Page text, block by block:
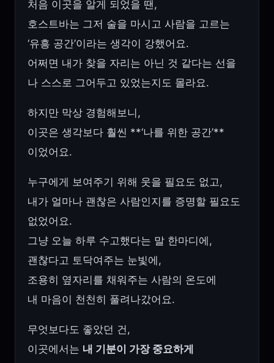
처음 이곳을 알게 되었을 땐,
호스트바는 그저 술을 마시고 사람을 고르는
‘유흥 공간’이라는 생각이 강했어요.
어쩌면 내가 찾을 자리는 아닌 것 같다는 선을
나 스스로 그어두고 있었는지도 몰라요.
하지만 막상 경험해보니,
이곳은 생각보다 훨씬 **‘나를 위한 공간’**
이었어요.
누구에게 보여주기 위해 웃을 필요도 없고,
내가 얼마나 괜찮은 사람인지를 증명할 필요도
없었어요.
그냥 오늘 하루 수고했다는 말 한마디에,
괜찮다고 토닥여주는 눈빛에,
조용히 옆자리를 채워주는 사람의 온도에
내 마음이 천천히 풀려나갔어요.
무엇보다도 좋았던 건,
이곳에서는 내 기분이 가장 중요하게